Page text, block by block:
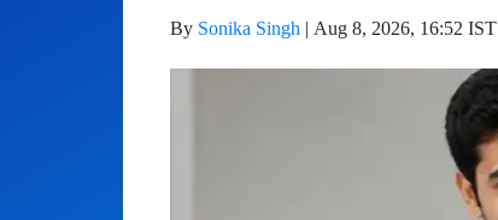
By Sonika Singh | Aug 8, 2026, 16:52 IST